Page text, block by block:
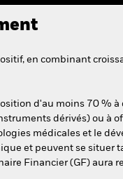
en combinant
d'au moins 70 %
dérivés) ou à
médicales et le
et peuvent se situer
Financier (GF)